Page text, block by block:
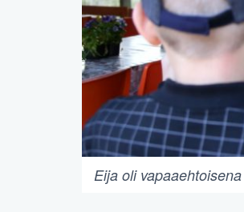
Eija oli